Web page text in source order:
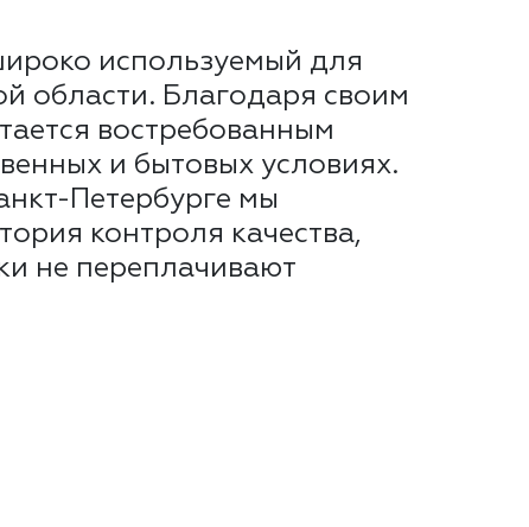
используемый для
области. Благодаря своим
востребованным
и бытовых условиях.
Петербурге мы
контроля качества,
не переплачивают